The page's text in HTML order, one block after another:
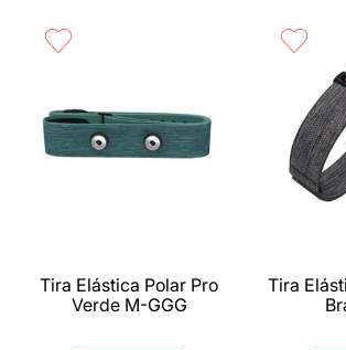
Tira Elástica Polar Pro
Verde M-GGG
Tira